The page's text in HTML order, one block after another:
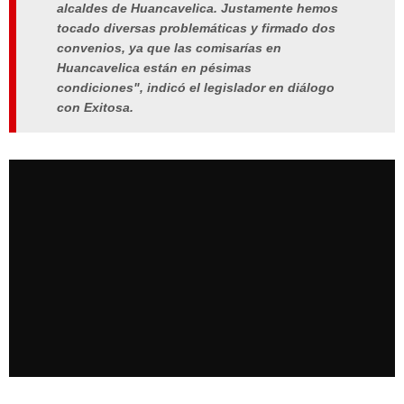
alcaldes de Huancavelica. Justamente hemos
tocado diversas problemáticas y firmado dos
convenios, ya que las comisarías en
Huancavelica están en pésimas
condiciones", indicó el legislador en diálogo
con Exitosa.